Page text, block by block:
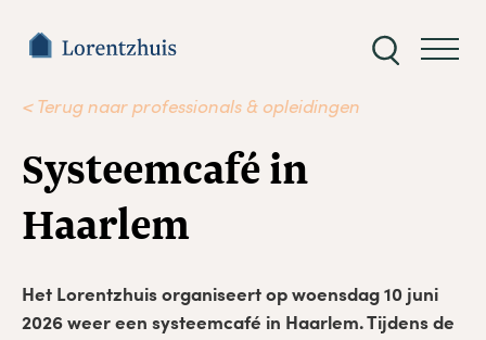
Zoeken
< Terug naar professionals & opleidingen
Systeemcafé in
Haarlem
Het Lorentzhuis organiseert op woensdag 10 juni
2026 weer een systeemcafé in Haarlem. Tijdens de